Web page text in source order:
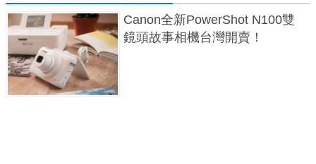
Canon全新PowerShot N100雙
鏡頭故事相機台灣開賣！